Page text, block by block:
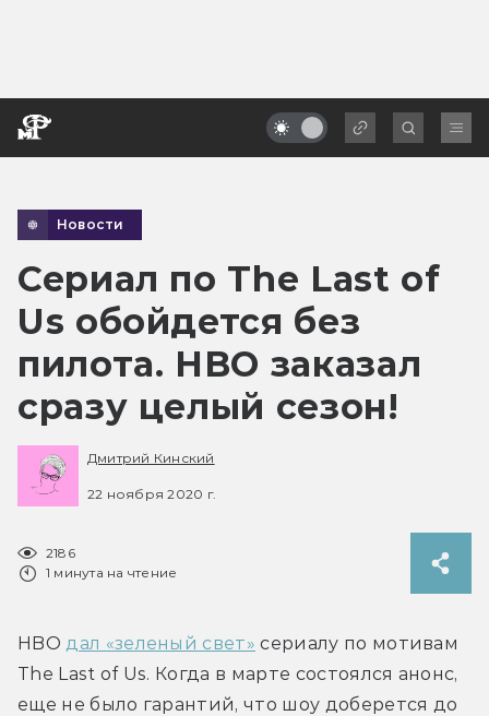
Новости
Сериал по The Last of
Us обойдется без
пилота. HBO заказал
сразу целый сезон!
Дмитрий Кинский
22 ноября 2020 г.
2186
1 минута на чтение
HBO дал «зеленый свет» сериалу по мотивам
The Last of Us. Когда в марте состоялся анонс,
еще не было гарантий, что шоу доберется до